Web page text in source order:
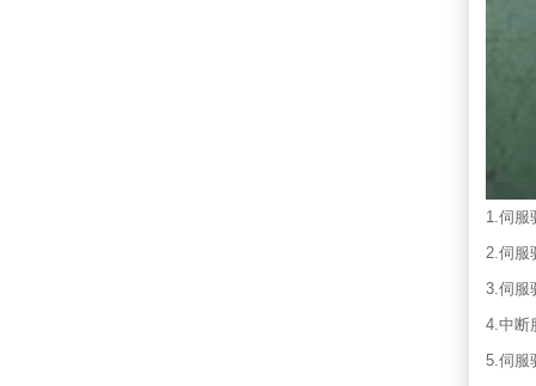
1.伺服
2.伺服
3.伺服
4.中断
5.伺服